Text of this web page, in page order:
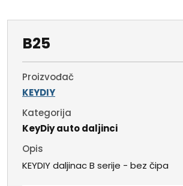
B25
Proizvođač
KEYDIY
Kategorija
KeyDiy auto daljinci
Opis
KEYDIY daljinac B serije - bez čipa